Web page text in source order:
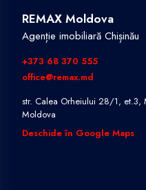
REMAX Moldova
Agenție imobiliară Chișinău
+373 68 370 555
office@remax.md
str. Calea Orheiului 28/1, et.3,
Moldova
Deschide în Google Maps